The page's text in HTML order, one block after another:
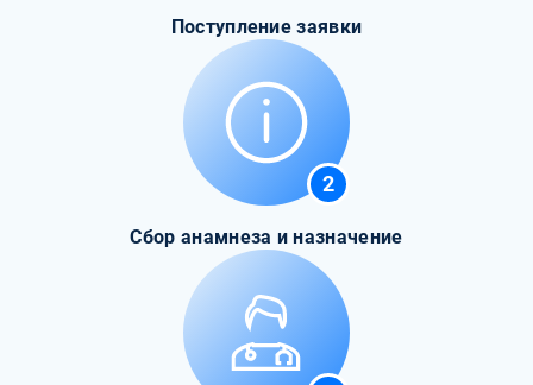
Поступление заявки
2
Сбор анамнеза и назначение